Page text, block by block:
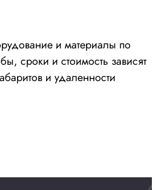
и материалы по
сроки и стоимость зависят
и удаленности